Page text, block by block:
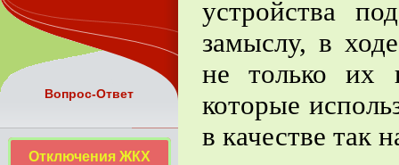
устройства
замыслу, в
не только их
которые
в качестве так
Вопрос-Ответ
Отключения ЖКХ